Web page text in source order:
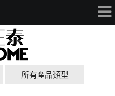
所有產品類型